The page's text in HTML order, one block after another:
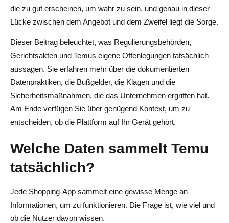
die zu gut erscheinen, um wahr zu sein, und genau in dieser
Lücke zwischen dem Angebot und dem Zweifel liegt die Sorge.
Dieser Beitrag beleuchtet, was Regulierungsbehörden,
Gerichtsakten und Temus eigene Offenlegungen tatsächlich
aussagen. Sie erfahren mehr über die dokumentierten
Datenpraktiken, die Bußgelder, die Klagen und die
Sicherheitsmaßnahmen, die das Unternehmen ergriffen hat.
Am Ende verfügen Sie über genügend Kontext, um zu
entscheiden, ob die Plattform auf Ihr Gerät gehört.
Welche Daten sammelt Temu
tatsächlich?
Jede Shopping-App sammelt eine gewisse Menge an
Informationen, um zu funktionieren. Die Frage ist, wie viel und
ob die Nutzer davon wissen.